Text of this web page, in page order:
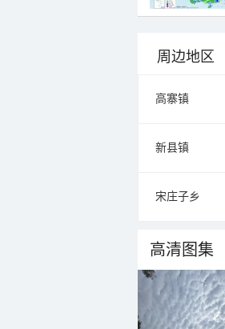
周边地区
高寨镇
新县镇
宋庄子乡
高清图集